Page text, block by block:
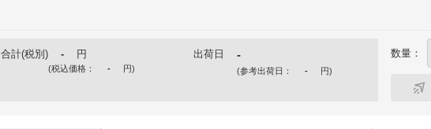
合計(税別) - 円
(税込価格： - 円)
出荷日 -
(参考出荷日： - 円)
数量：